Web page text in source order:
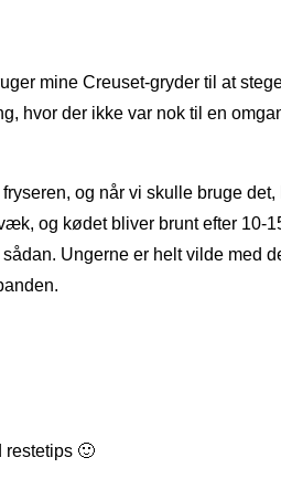
mine Creuset-gryder til at
hvor der ikke var nok til en
og når vi skulle bruge
og kødet bliver brunt efter 10-
Ungerne er helt vilde med
restetips 🙂